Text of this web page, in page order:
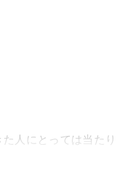
人にとっては当たり